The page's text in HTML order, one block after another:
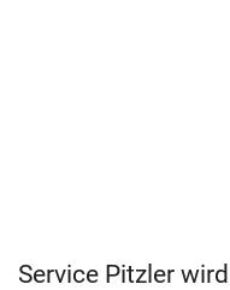
Service Pitzler